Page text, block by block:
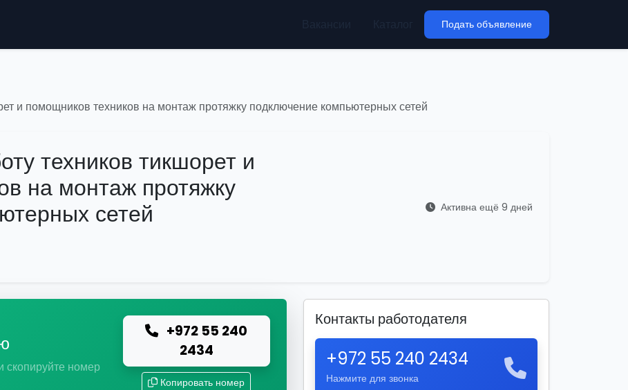
Подать объявление
и помощников техников на монтаж протяжку подключение компьютерных сетей
техников тикшорет и
на монтаж протяжку
сетей
Активна ещё 9 дней
скопируйте номер
+972 55 240
2434
Копировать номер
Контакты работодателя
+972 55 240 2434
Нажмите для звонка